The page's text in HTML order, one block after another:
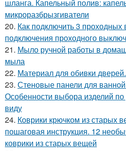
шланга. Капельный полив:
микроразбрызгиватели
20. Как подключить 3
подключения проходного
21. Мыло ручной работы в
мыла
22. Материал для обивки
23. Стеновые панели для
Особенности выбора изделий
виду
24. Коврики крючком из старых
пошаговая инструкция. 12
коврики из старых вещей